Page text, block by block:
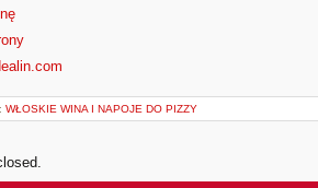
WŁOSKIE WINA I NAPOJE DO PIZZY